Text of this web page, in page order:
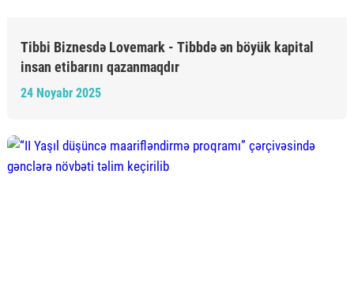
Tibbi Biznesdə Lovemark - Tibbdə ən böyük kapital
insan etibarını qazanmaqdır
24 Noyabr 2025